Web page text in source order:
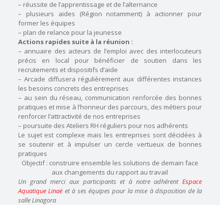
– réussite de l’apprentissage et de l’alternance
– plusieurs aides (Région notamment) à actionner pour
former les équipes
– plan de relance pour la jeunesse
Actions rapides suite à la réunion :
– annuaire des acteurs de l’emploi avec des interlocuteurs
précis en local pour bénéficier de soutien dans les
recrutements et dispositifs d’aide
– Arcade diffusera régulièrement aux différentes instances
les besoins concrets des entreprises
– au sein du réseau, communication renforcée des bonnes
pratiques et mise à l’honneur des parcours, des métiers pour
renforcer l’attractivité de nos entreprises
– poursuite des Ateliers RH réguliers pour nos adhérents
Le sujet est complexe mais les entreprises sont décidées à
se soutenir et à impulser un cercle vertueux de bonnes
pratiques
Objectif : construire ensemble les solutions de demain face
aux changements du rapport au travail
Un grand merci aux participants et à notre adhérentEspace
Aquatique Linaë et à ses équipes pour la mise à disposition de la
salle Linagora